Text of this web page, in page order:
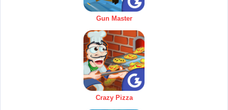
Gun Master
Crazy Pizza